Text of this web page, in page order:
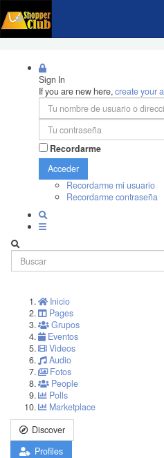
Sign In
If you are new here,create your
Recordarme
Acceder
Recordarme mi usuario
Recordarme contraseña
Inicio
Pages
Grupos
Eventos
Videos
Audio
Fotos
People
Polls
Marketplace
Discover
Profiles